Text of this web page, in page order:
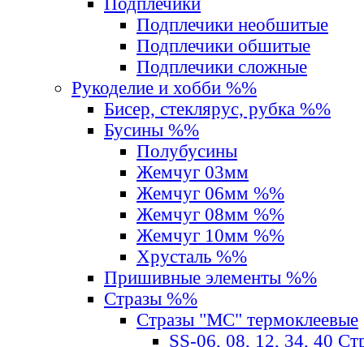
Подплечики необшитые
Подплечики обшитые
Подплечики сложные
Рукоделие и хобби %%
Бисер, стеклярус, рубка %%
Бусины %%
Полубусины
Жемчуг 03мм
Жемчуг 06мм %%
Жемчуг 08мм %%
Жемчуг 10мм %%
Хрусталь %%
Пришивные элементы %%
Стразы %%
Стразы "MС" термоклеевые
SS-06, 08, 12, 34, 40